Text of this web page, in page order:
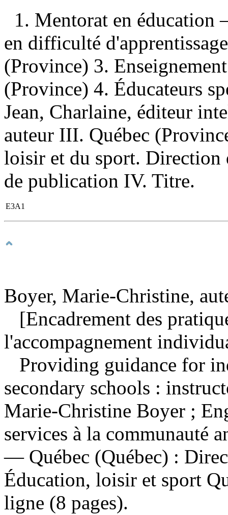
1. Mentorat en
en difficulté
(Province) 3.
(Province) 4. Éducateurs
Jean, Charlaine, éditeur
auteur III. Québec
loisir et du sport. Direction
de publication IV. Titre.
E3A1
Boyer, Marie-Christine,
[Encadrement des
l'accompagnement
Providing guidance for
secondary schools :
Marie-Christine Boyer ;
services à la communauté
— Québec (Québec) :
Éducation, loisir et sport
ligne (8 pages).